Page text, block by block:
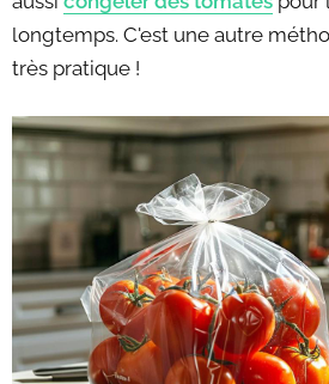
longtemps. C'est une autre
très pratique !